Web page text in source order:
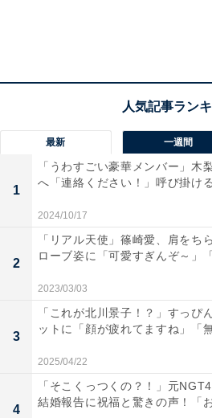
最新 一週間
1
「うわすごい豪華メンバー」木
へ「連絡ください！」呼び掛け
2024/10/17
2
「リアル天使」篠崎愛、肩をち
ローブ姿に「可愛すぎんぞ～」
2023/03/03
3
「これが北川景子！？」すっぴ
ットに「顔が疲れてますね」「
2025/04/22
4
「そこくっつくの？！」元
結婚報告に祝福と驚きの声！「